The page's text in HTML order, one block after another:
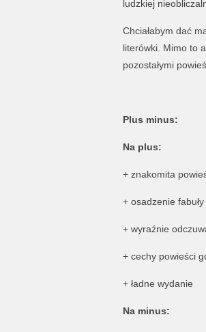
ludzkiej
Chciałabym dać
literówki. Mimo to
pozostałymi
Plus minus:
Na plus:
+ znakomita
+ osadzenie
+ wyraźnie
+ cechy powieści
+ ładne wydanie
Na minus: